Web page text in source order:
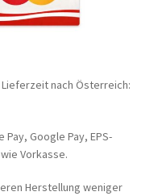
nach Österreich:
Google Pay, EPS-
Vorkasse.
Herstellung weniger